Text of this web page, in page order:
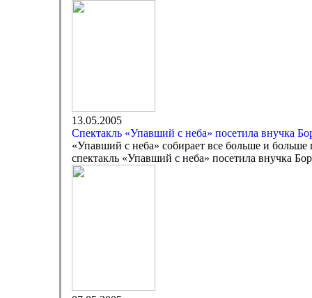
13.05.2005
Спектакль «Упавший с неба» посетила внучка
«Упавший с неба» собирает все больше и
спектакль «Упавший с неба» посетила внучка